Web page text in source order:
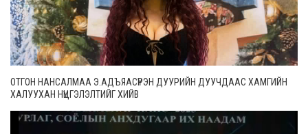
ОТГОН НАНСАЛМАА Э.АДЪЯАСҮРЭН ДУУРИЙН ДУУЧДААС ХАМГИЙН
ХАЛУУХАН НҮЦГЭЛЭЛТИЙГ ХИЙВ